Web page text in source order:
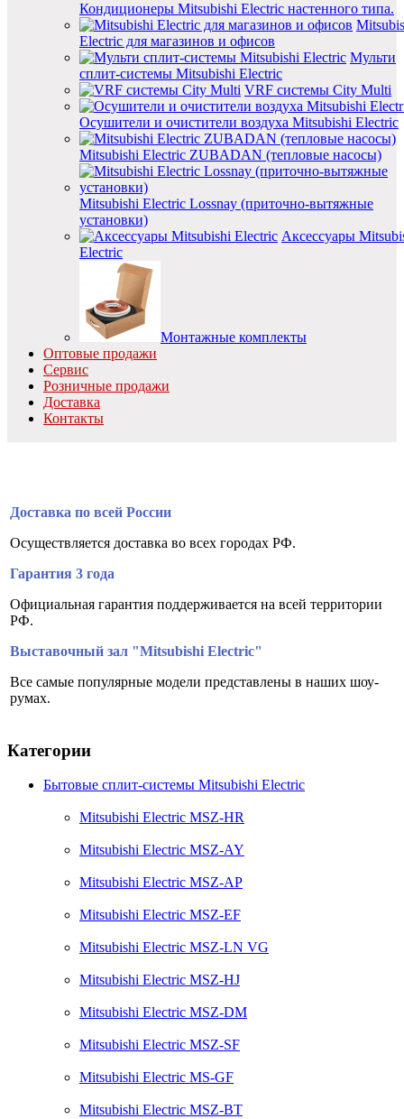
Кондиционеры Mitsubishi Electric настенного типа.
Electric для магазинов и офисов
Мульти
сплит-системы Mitsubishi Electric
VRF системы City Multi
Осушители и очистители воздуха Mitsubishi Electric
Mitsubishi Electric ZUBADAN (тепловые насосы)
Mitsubishi Electric Lossnay (приточно-вытяжные
установки)
Аксессуары
Electric
Монтажные комплекты
Оптовые продажи
Сервис
Розничные продажи
Доставка
Контакты
Доставка по всей России
Осуществляется доставка во всех городах РФ.
Гарантия 3 года
Официальная гарантия поддерживается на всей территории
РФ.
Выставочный зал "Mitsubishi Electric"
Все самые популярные модели представлены в наших шоу-
румах.
Категории
Бытовые сплит-системы Mitsubishi Electric
Mitsubishi Electric MSZ-HR
Mitsubishi Electric MSZ-AY
Mitsubishi Electric MSZ-AP
Mitsubishi Electric MSZ-EF
Mitsubishi Electric MSZ-LN VG
Mitsubishi Electric MSZ-HJ
Mitsubishi Electric MSZ-DM
Mitsubishi Electric MSZ-SF
Mitsubishi Electric MS-GF
Mitsubishi Electric MSZ-BT